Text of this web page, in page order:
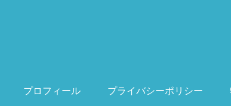
プロフィール プライバシーポリシー